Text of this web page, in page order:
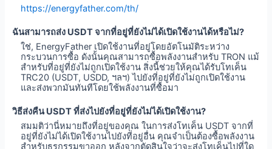
https://energyfather.com/th/
ฉันสามารถส่ง USDT จากที่อยู่ที่ยังไม่ได้เปิดใช้งานได้หรือไม่?
ใช่, EnergyFather เปิดใช้งานที่อยู่โดยอัตโนมัติระหว่าง
กระบวนการซื้อ ดังนั้นคุณสามารถซื้อพลังงานสำหรับ TRON แม้
สำหรับที่อยู่ที่ยังไม่ถูกเปิดใช้งาน สิ่งนี้ช่วยให้คุณได้รับโทเค็น
TRC20 (USDT, USDD, ฯลฯ) ไปยังที่อยู่ที่ยังไม่ถูกเปิดใช้งาน
และส่งพวกมันทันทีโดยใช้พลังงานที่ซื้อมา
วิธีส่งคืน USDT ที่ส่งไปยังที่อยู่ที่ยังไม่ได้เปิดใช้งาน?
สมมติว่านี่หมายถึงที่อยู่ของคุณ ในการส่งโทเค็น USDT จากที่
อยู่ที่ยังไม่ได้เปิดใช้งานไปยังที่อยู่อื่น คุณจำเป็นต้องซื้อพลังงาน
สำหรับธุรกรรมขาออก หลังจากตัดสินใจว่าจะส่งโทเค็นไปที่ใด